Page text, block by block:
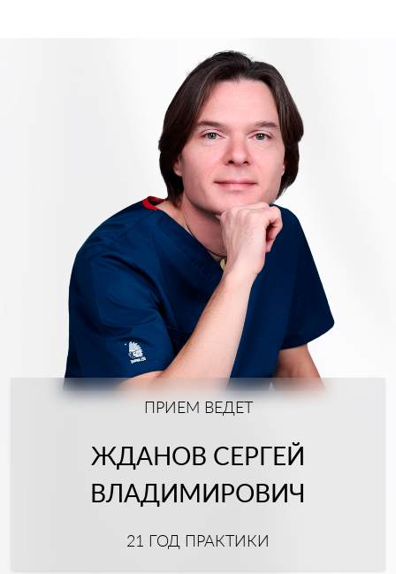
ПРИЕМ ВЕДЕТ
ЖДАНОВ СЕРГЕЙ
ВЛАДИМИРОВИЧ
21 ГОД ПРАКТИКИ